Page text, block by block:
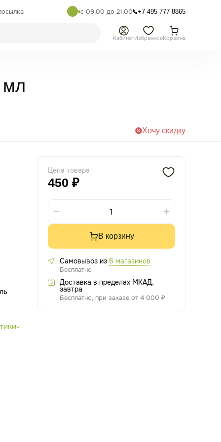
с 09.00 до 21.00 +7 495 777 8865
КабинетИзбранноеКорзина
мл
Хочу скидку
Цена товара
450 ₽
В корзину
Самовывоз из 6 магазинов
Бесплатно
Доставка в пределах МКАД,
завтра
Бесплатно, при заказе от 4 000 ₽